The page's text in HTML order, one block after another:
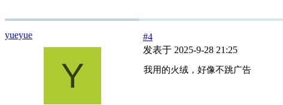
yueyue
Y
#4
发表于 2025-9-28 21:25
我用的火绒，好像不跳广告